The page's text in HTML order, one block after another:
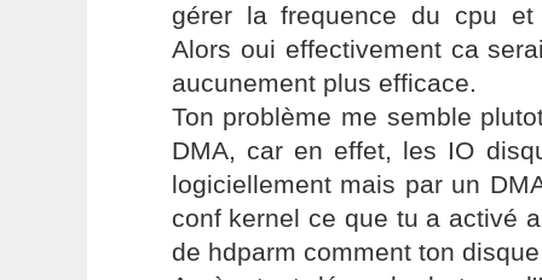
gérer la frequence du cpu
Alors oui effectivement ca
aucunement plus efficace.
Ton problème me semble
DMA, car en effet, les IO
logiciellement mais par un
conf kernel ce que tu a activé
de hdparm comment ton